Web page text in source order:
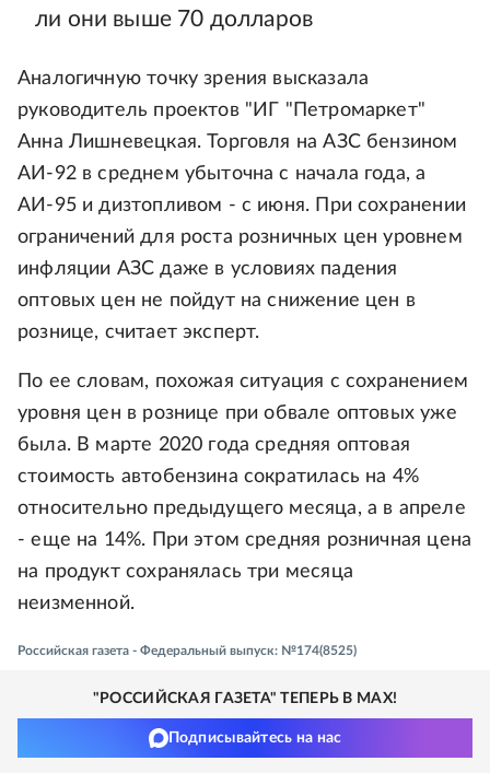
ли они выше 70 долларов
Аналогичную точку зрения высказала
руководитель проектов "ИГ "Петромаркет"
Анна Лишневецкая. Торговля на АЗС бензином
АИ-92 в среднем убыточна с начала года, а
АИ-95 и дизтопливом - с июня. При сохранении
ограничений для роста розничных цен уровнем
инфляции АЗС даже в условиях падения
оптовых цен не пойдут на снижение цен в
рознице, считает эксперт.
По ее словам, похожая ситуация с сохранением
уровня цен в рознице при обвале оптовых уже
была. В марте 2020 года средняя оптовая
стоимость автобензина сократилась на 4%
относительно предыдущего месяца, а в апреле
- еще на 14%. При этом средняя розничная цена
на продукт сохранялась три месяца
неизменной.
Российская газета - Федеральный выпуск: №174(8525)
"РОССИЙСКАЯ ГАЗЕТА" ТЕПЕРЬ В MAX!
Подписывайтесь на нас